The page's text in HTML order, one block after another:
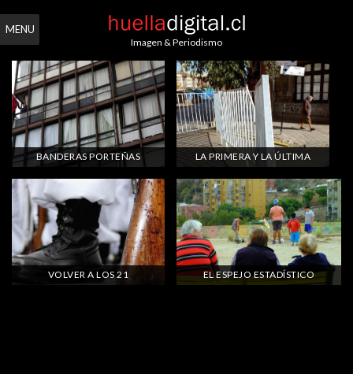
Imagen & Periodismo
BANDERAS PORTEÑAS LA PRIMERA Y LA ÚLTIMA
VOLVER A LOS 21 EL ESPEJO ESTADÍSTICO
MENU